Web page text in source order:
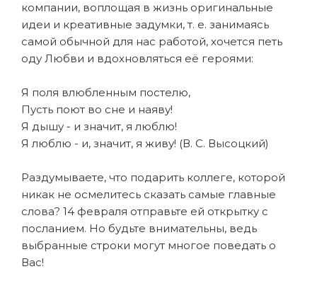
компании, воплощая в жизнь оригинальные
идеи и креативные задумки, т. е. занимаясь
самой обычной для нас работой, хочется петь
оду Любви и вдохновляться её героями:
Я поля влюбленным постелю,
Пусть поют во сне и наяву!
Я дышу - и значит, я люблю!
Я люблю - и, значит, я живу! (В. С. Высоцкий)
Раздумываете, что подарить коллеге, которой
никак не осмелитесь сказать самые главные
слова? 14 февраля отправьте ей открытку с
посланием. Но будьте внимательны, ведь
выбранные строки могут многое поведать о
Вас!